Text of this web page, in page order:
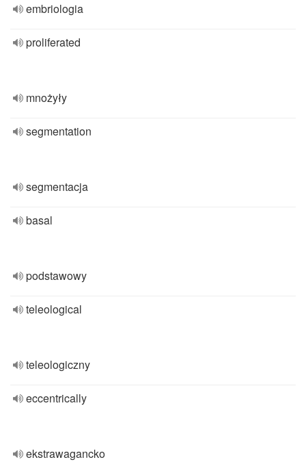
embriologia
proliferated
mnożyły
segmentation
segmentacja
basal
podstawowy
teleological
teleologiczny
eccentrically
ekstrawagancko